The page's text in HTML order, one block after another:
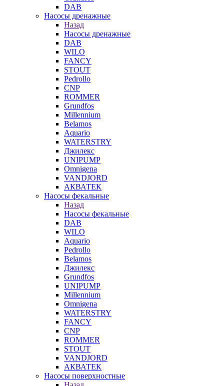
DAB
Насосы дренажные
Назад
Насосы дренажные
DAB
WILO
FANCY
STOUT
Pedrollo
CNP
ROMMER
Grundfos
Millennium
Belamos
Aquario
WATERSTRY
Джилекс
UNIPUMP
Omnigena
VANDJORD
АКВАТЕК
Насосы фекальные
Назад
Насосы фекальные
DAB
WILO
Aquario
Pedrollo
Belamos
Джилекс
Grundfos
UNIPUMP
Millennium
Omnigena
WATERSTRY
FANCY
CNP
ROMMER
STOUT
VANDJORD
АКВАТЕК
Насосы поверхностные